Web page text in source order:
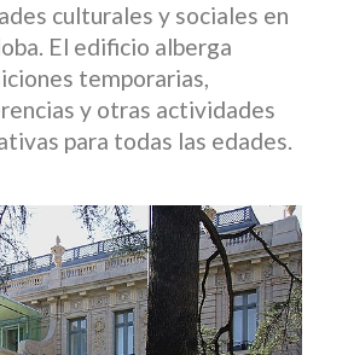
culturales y sociales en
El edificio alberga
temporarias,
y otras actividades
para todas las edades.